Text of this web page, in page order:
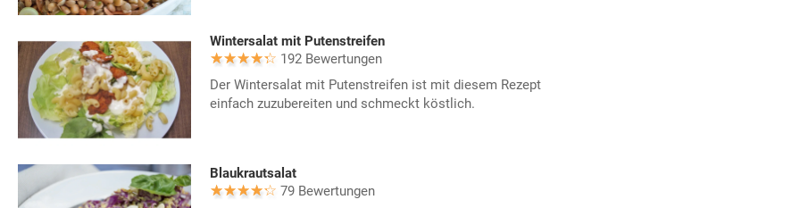
Wintersalat mit Putenstreifen
192 Bewertungen
Der Wintersalat mit Putenstreifen ist mit diesem Rezept
einfach zuzubereiten und schmeckt köstlich.
Blaukrautsalat
79 Bewertungen